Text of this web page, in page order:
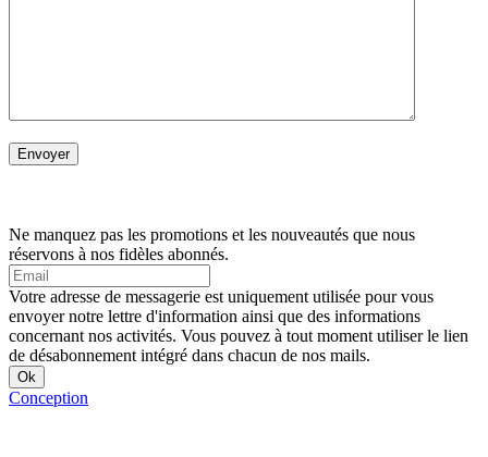
Ne manquez pas les promotions et les nouveautés que nous
réservons à nos fidèles abonnés.
Votre adresse de messagerie est uniquement utilisée pour vous
envoyer notre lettre d'information ainsi que des informations
concernant nos activités. Vous pouvez à tout moment utiliser le lien
de désabonnement intégré dans chacun de nos mails.
Conception